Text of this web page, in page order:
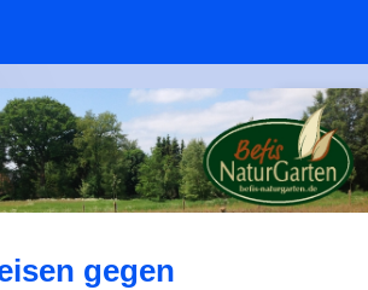
gegen